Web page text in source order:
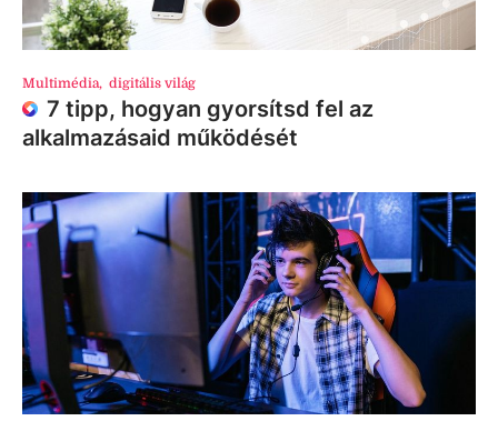
Multimédia, digitális világ
7 tipp, hogyan gyorsítsd fel az
alkalmazásaid működését